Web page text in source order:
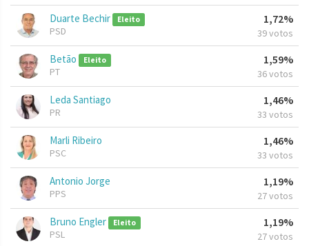
Duarte Bechir Eleito
PSD
1,72%
39 votos
Betão Eleito
PT
1,59%
36 votos
Leda Santiago
PR
1,46%
33 votos
Marli Ribeiro
PSC
1,46%
33 votos
Antonio Jorge
PPS
1,19%
27 votos
Bruno Engler Eleito
PSL
1,19%
27 votos